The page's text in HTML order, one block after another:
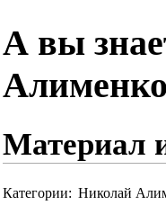
А вы
Материал
Категории: Николай